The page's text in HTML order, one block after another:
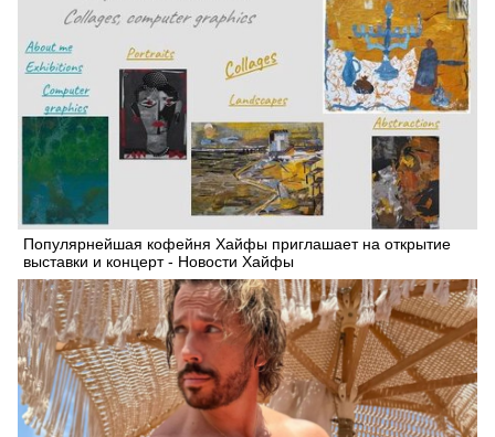
Популярнейшая кофейня Хайфы приглашает на открытие
выставки и концерт - Новости Хайфы